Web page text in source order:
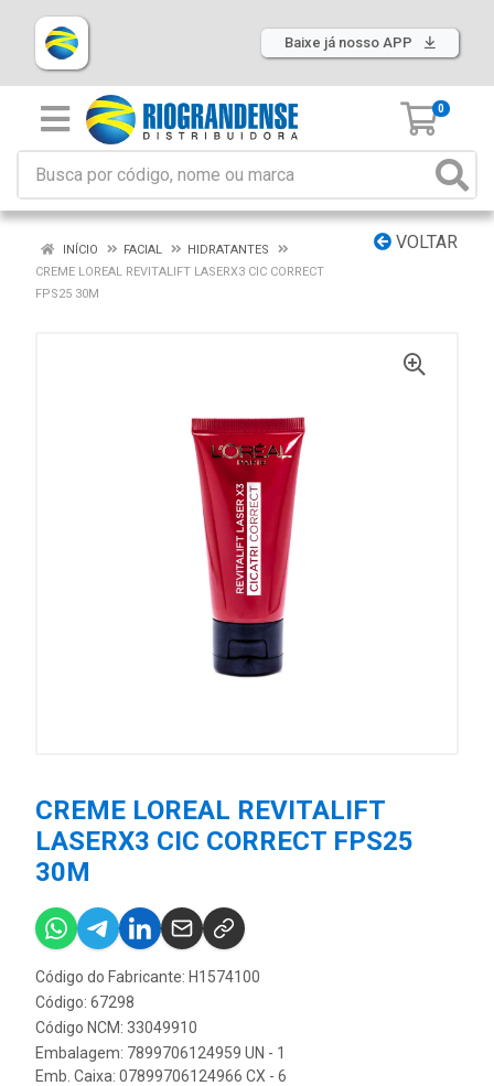
Baixe já nosso APP
0
VOLTAR
INÍCIO FACIAL
HIDRATANTES
CREME LOREAL REVITALIFT LASERX3 CIC CORRECT
FPS25 30M
CREME LOREAL REVITALIFT
LASERX3 CIC CORRECT FPS25
30M
Código do Fabricante: H1574100
Código: 67298
Código NCM: 33049910
Embalagem: 7899706124959 UN - 1
Emb. Caixa: 07899706124966 CX - 6